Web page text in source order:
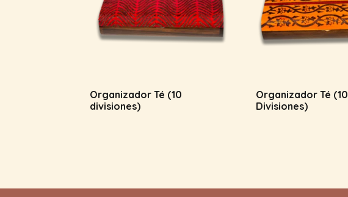
Organizador Té (10
divisiones)
Organizador Té (10
Divisiones)